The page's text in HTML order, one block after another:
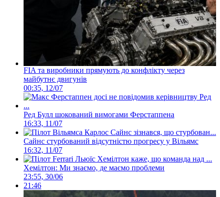
FIA та виробники прямують до конфлікту через
майбутнє двигунів
00:35, 12/07
Ред Булл шокований вимогами Ферстаппена
16:33, 11/07
Сайнс стурбований відсутністю прогресу у Вільямс
16:32, 11/07
Хемілтон: Ми знаємо, де маємо проблеми
23:55, 30/06
21:46